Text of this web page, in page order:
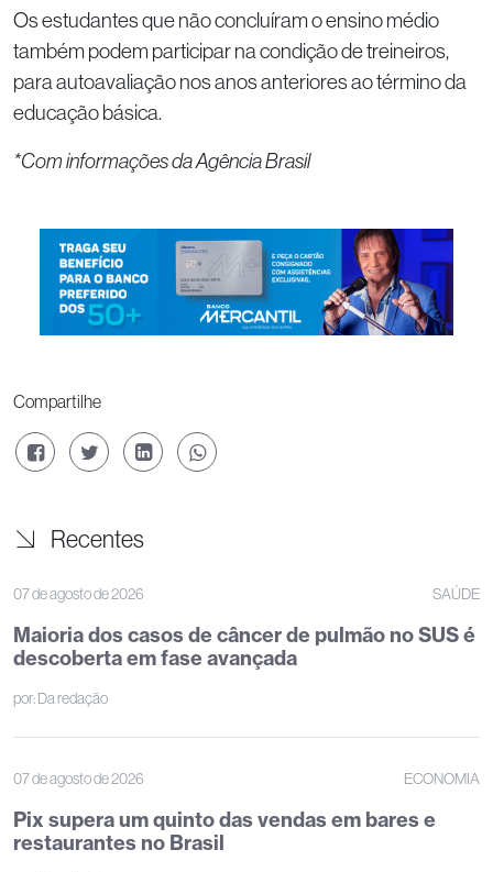
Os estudantes que não concluíram o ensino médio
também podem participar na condição de treineiros,
para autoavaliação nos anos anteriores ao término da
educação básica.
*Com informações da Agência Brasil
Compartilhe
Recentes
07 de agosto de 2026 SAÚDE
Maioria dos casos de câncer de pulmão no SUS é
descoberta em fase avançada
por:Da redação
07 de agosto de 2026 ECONOMIA
Pix supera um quinto das vendas em bares e
restaurantes no Brasil